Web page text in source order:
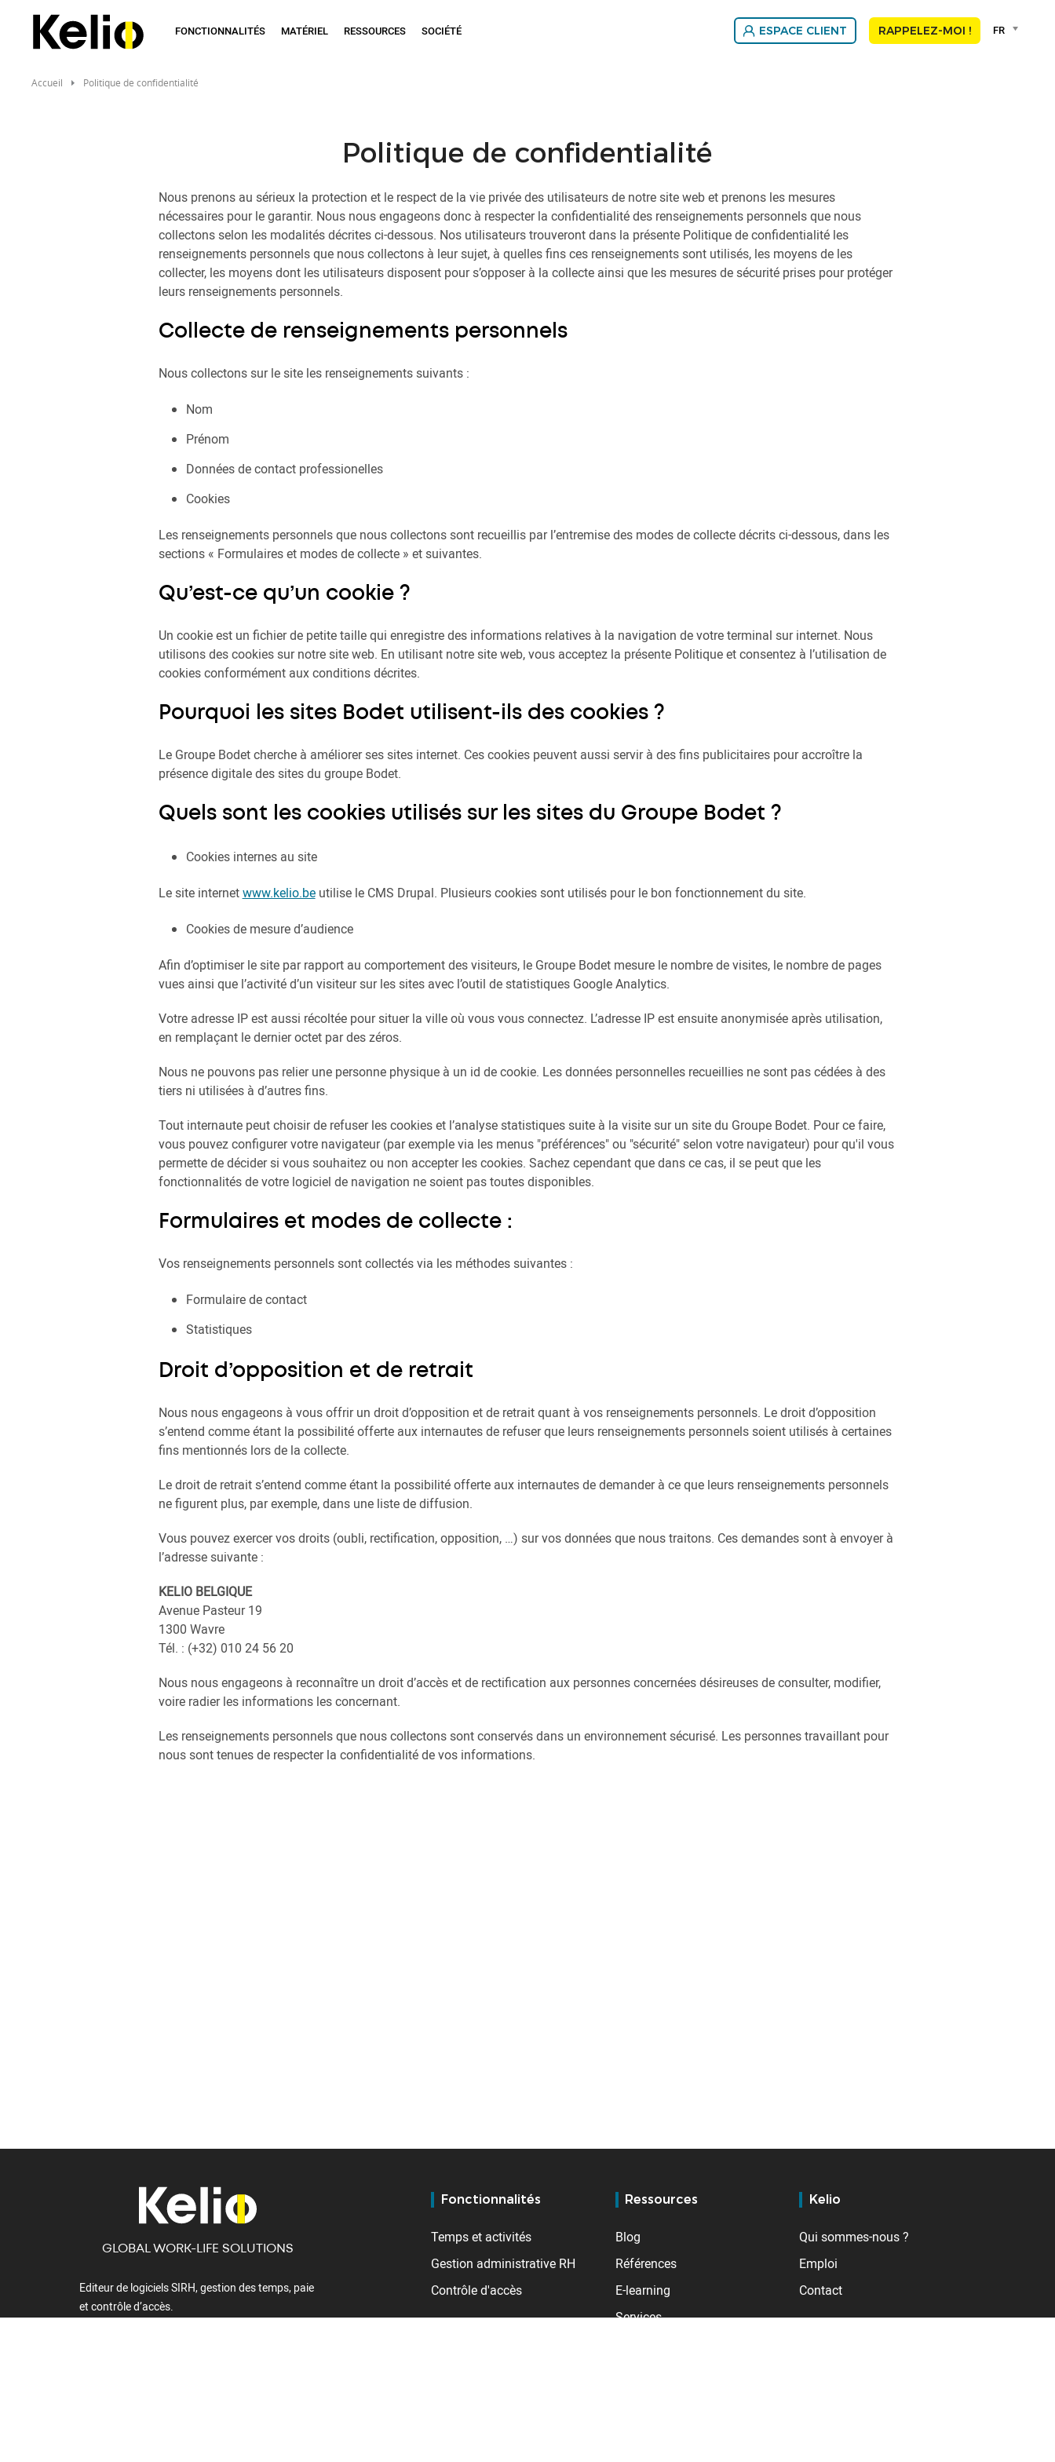
contenu
FONCTIONNALITÉS MATÉRIEL RESSOURCES SOCIÉTÉ ESPACE CLIENT RAPPELEZ-MOI !
Language
FR
Accueil Politique de confidentialité
Politique de confidentialité
Nous prenons au sérieux la protection et le respect de la vie privée des utilisateurs de notre site web et prenons les mesures
nécessaires pour le garantir. Nous nous engageons donc à respecter la confidentialité des renseignements personnels que nous
collectons selon les modalités décrites ci-dessous. Nos utilisateurs trouveront dans la présente Politique de confidentialité les
renseignements personnels que nous collectons à leur sujet, à quelles fins ces renseignements sont utilisés, les moyens de les
collecter, les moyens dont les utilisateurs disposent pour s’opposer à la collecte ainsi que les mesures de sécurité prises pour protéger
leurs renseignements personnels.
Collecte de renseignements personnels
Nous collectons sur le site les renseignements suivants :
Nom
Prénom
Données de contact professionelles
Cookies
Les renseignements personnels que nous collectons sont recueillis par l’entremise des modes de collecte décrits ci-dessous, dans les
sections « Formulaires et modes de collecte » et suivantes.
Qu’est-ce qu’un cookie ?
Un cookie est un fichier de petite taille qui enregistre des informations relatives à la navigation de votre terminal sur internet. Nous
utilisons des cookies sur notre site web. En utilisant notre site web, vous acceptez la présente Politique et consentez à l’utilisation de
cookies conformément aux conditions décrites.
Pourquoi les sites Bodet utilisent-ils des cookies ?
Le Groupe Bodet cherche à améliorer ses sites internet. Ces cookies peuvent aussi servir à des fins publicitaires pour accroître la
présence digitale des sites du groupe Bodet.
Quels sont les cookies utilisés sur les sites du Groupe Bodet ?
Cookies internes au site
Le site internetwww.kelio.beutilise le CMS Drupal. Plusieurs cookies sont utilisés pour le bon fonctionnement du site.
Cookies de mesure d’audience
Afin d’optimiser le site par rapport au comportement des visiteurs, le Groupe Bodet mesure le nombre de visites, le nombre de pages
vues ainsi que l’activité d’un visiteur sur les sites avec l’outil de statistiques Google Analytics.
Votre adresse IP est aussi récoltée pour situer la ville où vous vous connectez. L’adresse IP est ensuite anonymisée après utilisation,
en remplaçant le dernier octet par des zéros.
Nous ne pouvons pas relier une personne physique à un id de cookie. Les données personnelles recueillies ne sont pas cédées à des
tiers ni utilisées à d’autres fins.
Tout internaute peut choisir de refuser les cookies et l’analyse statistiques suite à la visite sur un site du Groupe Bodet. Pour ce faire,
vous pouvez configurer votre navigateur (par exemple via les menus "préférences" ou "sécurité" selon votre navigateur) pour qu'il vous
permette de décider si vous souhaitez ou non accepter les cookies. Sachez cependant que dans ce cas, il se peut que les
fonctionnalités de votre logiciel de navigation ne soient pas toutes disponibles.
Formulaires et modes de collecte :
Vos renseignements personnels sont collectés via les méthodes suivantes :
Formulaire de contact
Statistiques
Droit d’opposition et de retrait
Nous nous engageons à vous offrir un droit d’opposition et de retrait quant à vos renseignements personnels. Le droit d’opposition
s’entend comme étant la possibilité offerte aux internautes de refuser que leurs renseignements personnels soient utilisés à certaines
fins mentionnés lors de la collecte.
Le droit de retrait s’entend comme étant la possibilité offerte aux internautes de demander à ce que leurs renseignements personnels
ne figurent plus, par exemple, dans une liste de diffusion.
Vous pouvez exercer vos droits (oubli, rectification, opposition, …) sur vos données que nous traitons. Ces demandes sont à envoyer à
l’adresse suivante :
KELIO BELGIQUE
Avenue Pasteur 19
1300 Wavre
Tél. : (+32) 010 24 56 20
Nous nous engageons à reconnaître un droit d’accès et de rectification aux personnes concernées désireuses de consulter, modifier,
voire radier les informations les concernant.
Les renseignements personnels que nous collectons sont conservés dans un environnement sécurisé. Les personnes travaillant pour
nous sont tenues de respecter la confidentialité de vos informations.
Fonctionnalités
Temps et activités
Gestion administrative RH
Contrôle d'accès
Ressources
Blog
Références
E-learning
Services
Kelio
Qui sommes-nous ?
Emploi
Contact
GLOBAL WORK-LIFE SOLUTIONS
Editeur de logiciels SIRH, gestion des temps, paie
et contrôle d’accès.